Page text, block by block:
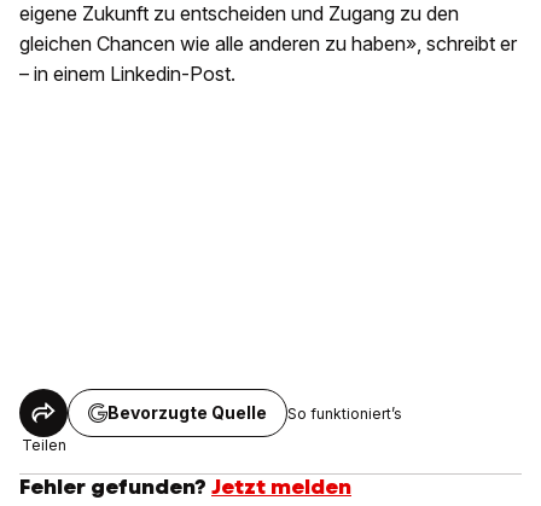
eigene Zukunft zu entscheiden und Zugang zu den
gleichen Chancen wie alle anderen zu haben», schreibt er
– in einem Linkedin-Post.
Teilen
Bevorzugte Quelle So funktioniert’s
Fehler gefunden? Jetzt melden